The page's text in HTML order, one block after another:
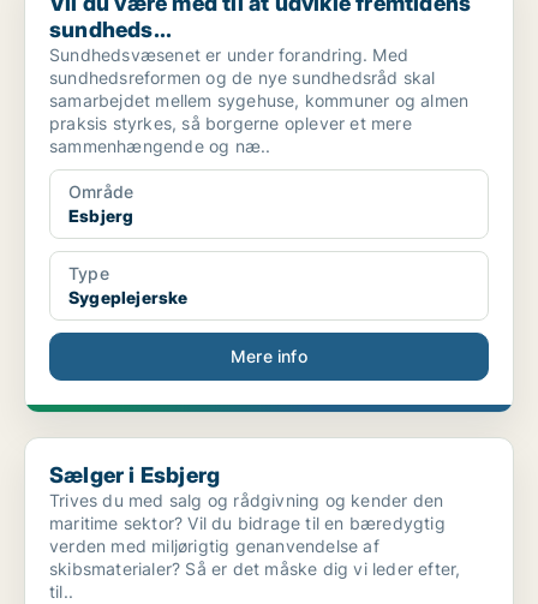
sundheds...
Sundhedsvæsenet er under forandring. Med
sundhedsreformen og de nye sundhedsråd skal
samarbejdet mellem sygehuse, kommuner og almen
praksis styrkes, så borgerne oplever et mere
sammenhængende og næ..
Område
Esbjerg
Type
Sygeplejerske
Mere info
Sælger i Esbjerg
Sælger i Esbjerg
Trives du med salg og rådgivning og kender den
maritime sektor? Vil du bidrage til en bæredygtig
verden med miljørigtig genanvendelse af
skibsmaterialer? Så er det måske dig vi leder efter,
til..